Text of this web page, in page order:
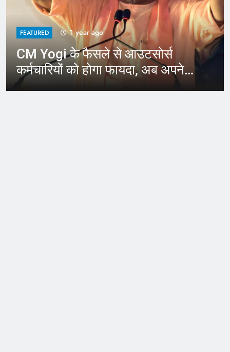
FEATURED 1 year ago
CM Yogi के फैसले से आउटसोर्स
कर्मचारियों को होगा फायदा, अब अपने
जिले में कर सकेंगे काम